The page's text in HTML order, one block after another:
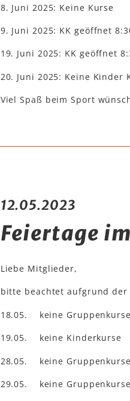
8. Juni 2025: Keine Kurse
9. Juni 2025: KK geöffnet
19. Juni 2025: KK geöffnet
20. Juni 2025: Keine Kinder
Viel Spaß beim Sport
12.05.2023
Feiertage
Liebe Mitglieder,
bitte beachtet aufgrund der
18.05. keine
19.05. keine Kinderkurse
28.05. keine
29.05. keine